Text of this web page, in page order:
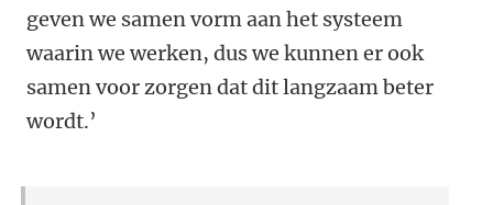
geven we samen vorm aan het systeem
waarin we werken, dus we kunnen er ook
samen voor zorgen dat dit langzaam beter
wordt.’